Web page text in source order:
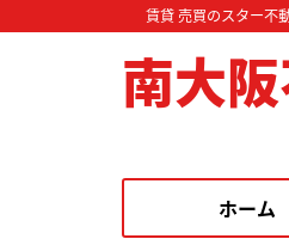
賃貸 売買のスター不
南大
ホーム